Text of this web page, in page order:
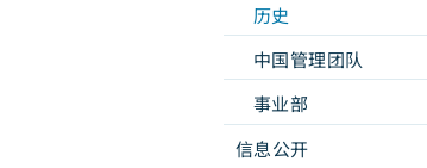
历史
中国管理团队
事业部
信息公开